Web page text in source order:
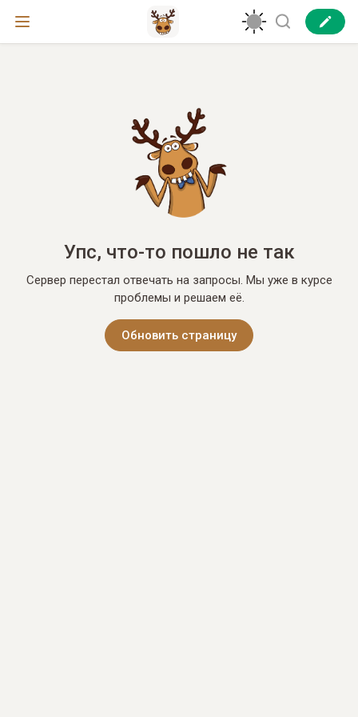
Упс, что-то пошло не так
Сервер перестал отвечать на запросы. Мы уже в курсе
проблемы и решаем её.
Обновить страницу